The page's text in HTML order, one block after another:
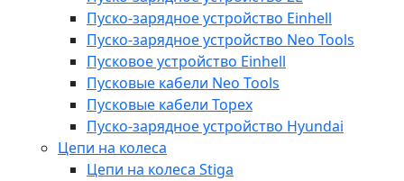
Пуско-зарядное устройство Einhell
Пуско-зарядное устройство Neo Tools
Пусковое устройство Einhell
Пусковые кабели Neo Tools
Пусковые кабели Topex
Пуско-зарядное устройство Hyundai
Цепи на колеса
Цепи на колеса Stiga